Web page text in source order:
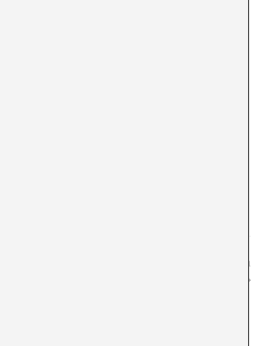
la Vila de Moià
08180 Moià, Barcelona
«Però la tasca de l’oblit és convertir-nos en una